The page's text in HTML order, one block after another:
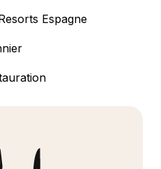
Espagne